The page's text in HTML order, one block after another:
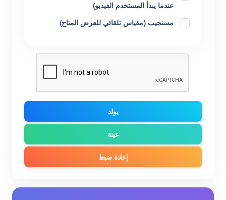
عندما يبدأ المستخدم الفيديو)
مستجيب (مقياس تلقائي للعرض المتاح)
يولد
عينة
إعادة ضبط